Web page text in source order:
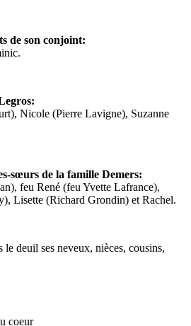
de son conjoint:
Nicole (Pierre Lavigne), Suzanne
sœurs de la famille Demers:
feu René (feu Yvette Lafrance),
Lisette (Richard Grondin) et Rachel.
le deuil ses neveux, nièces, cousins,
coeur